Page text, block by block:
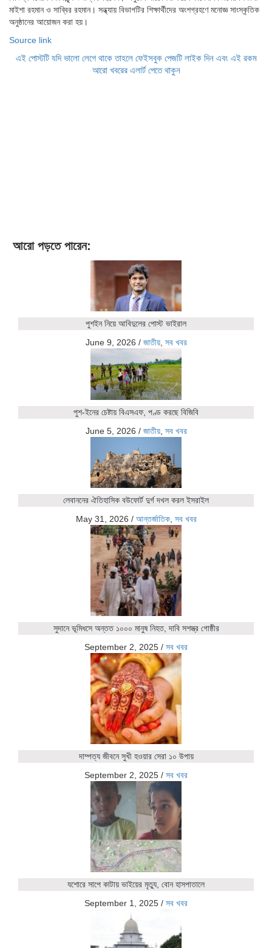
মাইশা রহমান ও সাব্বির রহমান। সন্ধ্যায় বিভাগটির শিক্ষার্থীদের অংশগ্রহণে মনোজ্ঞ সাংস্কৃতিক
অনুষ্ঠানের আয়োজন করা হয়।
Source link
এই পোস্টটি যদি ভালো লেগে থাকে তাহলে ফেইসবুক পেজটি লাইক দিন এবং এই রকম
আরো খবরের এলার্ট পেতে থাকুন
আরো পড়তে পারেন:
পুশইন নিয়ে আবিদুলের পোস্ট ভাইরাল
June 9, 2026 / জাতীয়, সব খবর
পুশ-ইনের চেষ্টায় বিএসএফ, পণ্ড করছে বিজিবি
June 5, 2026 / জাতীয়, সব খবর
লেবাননের ঐতিহাসিক বউফোর্ট দুর্গ দখল করল ইসরাইল
May 31, 2026 / আন্তর্জাতিক, সব খবর
সুদানে ভূমিধসে অন্তত ১০০০ মানুষ নিহত, দাবি সশস্ত্র গোষ্ঠীর
September 2, 2025 / সব খবর
দাম্পত্য জীবনে সুখী হওয়ার সেরা ১০ উপায়
September 2, 2025 / সব খবর
যশোরে সাপে কাটায় ভাইয়ের মৃত্যু, বোন হাসপাতালে
September 1, 2025 / সব খবর